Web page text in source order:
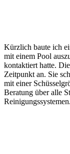
Kürzlich baute ich
mit einem Pool
kontaktiert hatte.
Zeitpunkt an. Sie
mit einer
Beratung über alle
Reinigungssystemen.